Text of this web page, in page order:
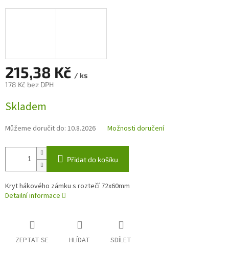
215,38 Kč / ks
178 Kč bez DPH
cena:
Skladem
Můžeme doručit do: 10.8.2026 Možnosti doručení
Přidat do košíku
Kryt hákového zámku s roztečí 72x60mm
Detailní informace
ZEPTAT SE HLÍDAT SDÍLET